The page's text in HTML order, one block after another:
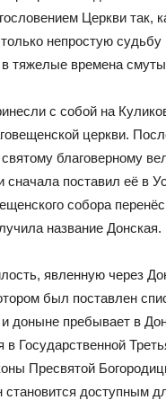
Церкви так,
непростую судьбу
тяжелые времена
с собой на
церкви.
благоверному
поставил её в
собора
название Донская.
явленную через
был поставлен
доныне пребывает в
Государственной
Пресвятой
становится доступным